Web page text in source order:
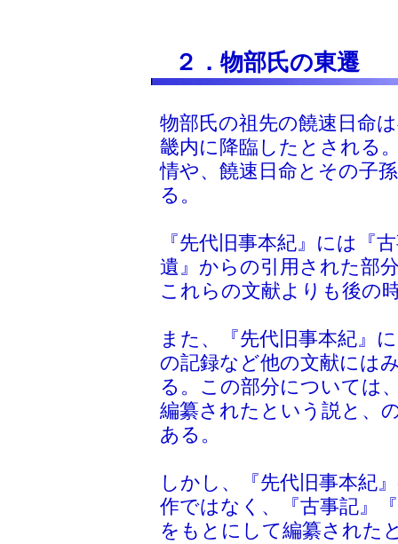
２．物部氏の東遷
物部氏の祖先の饒速日命
畿内に降臨したとされる
情や、饒速日命とその子
る。
『先代旧事本紀』には『
遺』からの引用された部
これらの文献よりも後の
また、『先代旧事本紀』
の記録など他の文献には
る。この部分については
編纂されたという説と、
ある。
しかし、『先代旧事本紀
作ではなく、『古事記』
をもとにして編纂された